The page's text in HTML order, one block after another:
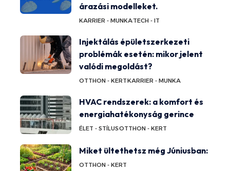
árazási modelleket.
KARRIER - MUNKATECH - IT
Injektálás épületszerkezeti
problémák esetén: mikor jelent
valódi megoldást?
OTTHON - KERTKARRIER - MUNKA
HVAC rendszerek: a komfort és
energiahatékonyság gerince
ÉLET - STÍLUSOTTHON - KERT
Miket ültethetsz még Júniusban:
OTTHON - KERT